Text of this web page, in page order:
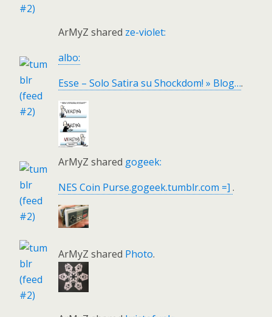
ArMyZ shared ze-violet:
albo:
Esse – Solo Satira su Shockdom! » Blog….
ArMyZ shared gogeek:
NES Coin Purse.gogeek.tumblr.com =] .
ArMyZ shared Photo.